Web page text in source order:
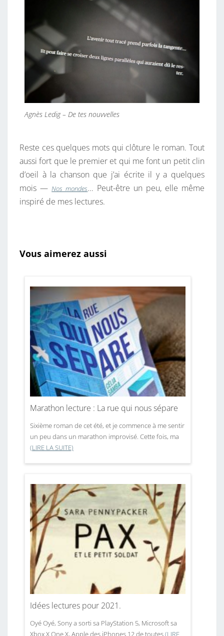
Agnès Ledig – De tes nouvvelles
Reste ces quelques mots qui clôture le roman. Tout
aussi fort que le premier et qui me font un petit clin
d’oeil à la chanson que j’ai écrite il y a quelques
mois —Nos mondes… Peut-être un peu, elle même
inspiré de mes lectures.
Vous aimerez aussi
Marathon lecture : La rue qui nous sépare
Sixième roman de cet été, et je commence à me sentir
un peu dans un marathon improvisé. Cette fois, ma
(LIRE LA SUITE)
Idées lectures pour 2021.
Oyé Oyé, Sony a sorti sa PlayStation 5, Microsoft sa
Xbox X One X, Apple des iPhones 12 de toutes(LIRE